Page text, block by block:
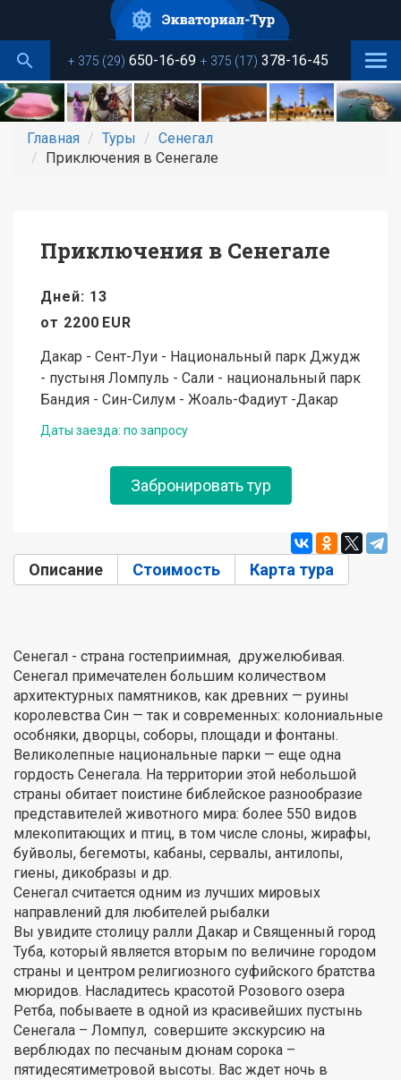
основному
содержанию+ 375 (29) 650-16-69 + 375 (17) 378-16-45
Главная Туры
Сенегал
Приключения в Сенегале
Приключения в Сенегале
Дней: 13
от 2200 EUR
Дакар - Сент-Луи - Национальный парк Джудж
- пустыня Ломпуль - Сали - национальный парк
Бандия - Син-Силум - Жоаль-Фадиут -Дакар
Даты заезда: по запросу
Забронировать тур
Описание (активная вкладка)
Стоимость Карта тура
Сенегал - страна гостеприимная, дружелюбивая.
Сенегал примечателен большим количеством
архитектурных памятников, как древних — руины
королевства Син — так и современных: колониальные
особняки, дворцы, соборы, площади и фонтаны.
Великолепные национальные парки — еще одна
гордость Сенегала. На территории этой небольшой
страны обитает поистине библейское разнообразие
представителей животного мира: более 550 видов
млекопитающих и птиц, в том числе слоны, жирафы,
буйволы, бегемоты, кабаны, сервалы, антилопы,
гиены, дикобразы и др.
Сенегал считается одним из лучших мировых
направлений для любителей рыбалки
Вы увидите столицу ралли Дакар и Священный город
Туба, который является вторым по величине городом
страны и центром религиозного суфийского братства
мюридов. Насладитесь красотой Розового озера
Ретба, побываете в одной из красивейших пустынь
Сенегала – Ломпул, совершите экскурсию на
верблюдах по песчаным дюнам сорока –
пятидесятиметровой высоты. Вас ждет ночь в